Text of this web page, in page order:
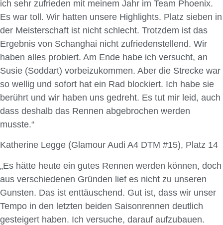
ich sehr zufrieden mit meinem Jahr im Team Phoenix.
Es war toll. Wir hatten unsere Highlights. Platz sieben in
der Meisterschaft ist nicht schlecht. Trotzdem ist das
Ergebnis von Schanghai nicht zufriedenstellend. Wir
haben alles probiert. Am Ende habe ich versucht, an
Susie (Soddart) vorbeizukommen. Aber die Strecke war
so wellig und sofort hat ein Rad blockiert. Ich habe sie
berührt und wir haben uns gedreht. Es tut mir leid, auch
dass deshalb das Rennen abgebrochen werden
musste.“
Katherine Legge (Glamour Audi A4 DTM #15), Platz 14
„Es hätte heute ein gutes Rennen werden können, doch
aus verschiedenen Gründen lief es nicht zu unseren
Gunsten. Das ist enttäuschend. Gut ist, dass wir unser
Tempo in den letzten beiden Saisonrennen deutlich
gesteigert haben. Ich versuche, darauf aufzubauen.